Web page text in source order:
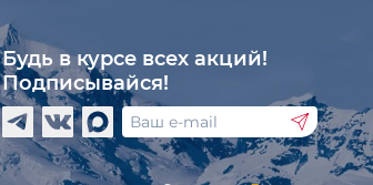
Будь в курсе всех акций!
Подписывайся!